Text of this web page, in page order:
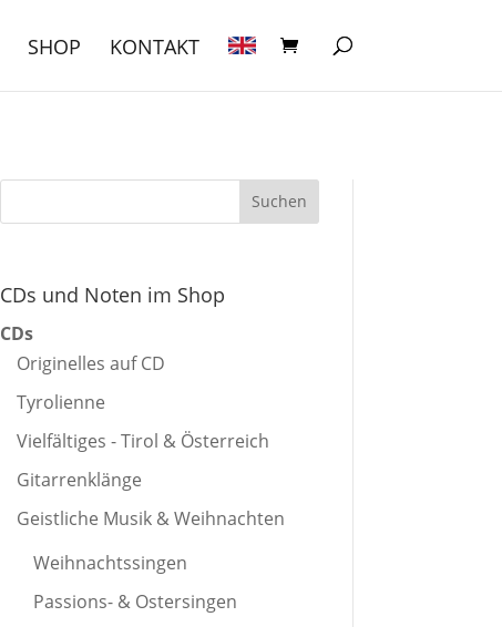
SHOP KONTAKT
CDs und Noten im Shop
CDs
Originelles auf CD
Tyrolienne
Vielfältiges - Tirol & Österreich
Gitarrenklänge
Geistliche Musik & Weihnachten
Weihnachtssingen
Passions- & Ostersingen